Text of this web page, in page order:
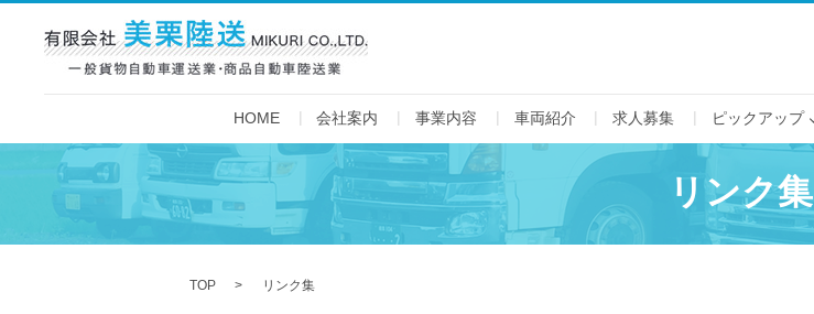
HOME 会社案内 事業内容 車両紹介 求人募集 ピックアップ
リンク集
TOP リンク集